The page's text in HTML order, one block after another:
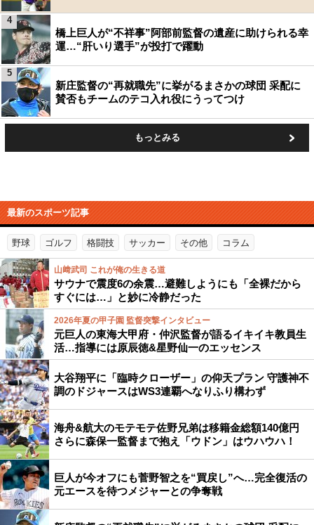
橋上巨人が“不祥事”阿部前監督の遺産に助けられる幸
運…“肝いり選手”が投打で躍動
4
新庄監督の“再就職先”に挙がるまさかの球団 采配に
賛否もチームのテコ入れ役にうってつけ
5
もっとみる
最新のスポーツ記事
野球 ゴルフ 格闘技 サッカー その他 コラム
山﨑武司 これが俺の生きる道
サウナで震度6の余震…避難しようにも「全裸だから
すぐには…」と妙に冷静だった
2026年夏の甲子園 監督突撃インタビュー
元巨人の東海大甲府・仲沢監督が語るイキイキ教員生
活…指導には原辰徳&星野仙一のエッセンス
大谷翔平に「臨時クローザー」の仰天プラン 守護神不
調のドジャースはWS3連覇へなりふり構わず
海舟&航大のモテモテ佐野兄弟は移籍金総額140億円
さらに森保一監督まで抱え「ウドン」はウハウハ！
巨人が今オフにも菅野智之を“買戻し”へ…完全復活の
元エースを待つメジャーとの争奪戦